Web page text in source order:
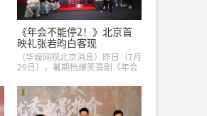
《年会不能停2！》北京首
映礼张若昀白客现
（华娱网视北京消息）昨日（7月
29日），暑期档爆笑喜剧《年会
京首映礼。导演董润年、总制片
人应萝佳，领衔主演张若昀、白
客，惊喜出演庄...